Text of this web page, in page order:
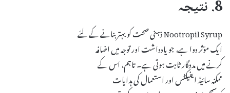
8. نتیجہ
Nootropil Syrup ذہنی صحت کو بہتر بنانے کے لئے
ایک مؤثر دوا ہے، جو یادداشت اور توجہ میں اضافہ
کرنے میں مددگار ثابت ہوتی ہے۔ تاہم، اس کے
ممکنہ سائیڈ ایفیکٹس اور استعمال کی ہدایات